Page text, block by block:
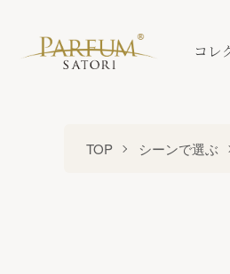
コレ
TOP シーンで選ぶ